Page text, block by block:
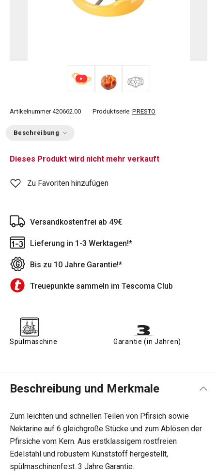
Artikelnummer 420662.00 Produktserie: PRESTO
Beschreibung
Dieses Produkt wird nicht mehr verkauft
Zu Favoriten hinzufügen
Versandkostenfrei ab 49€
Lieferung in 1-3 Werktagen!*
Bis zu 10 Jahre Garantie!*
Treuepunkte sammeln im Tescoma Club
Spülmaschine Garantie (in Jahren)
Beschreibung und Merkmale
Zum leichten und schnellen Teilen von Pfirsich sowie
Nektarine auf 6 gleichgroße Stücke und zum Ablösen der
Pfirsiche vom Kern. Aus erstklassigem rostfreien
Edelstahl und robustem Kunststoff hergestellt,
spülmaschinenfest. 3 Jahre Garantie.